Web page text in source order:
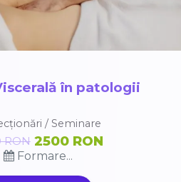
în patologii
/ Seminare
Formare...
RON 2500 RON